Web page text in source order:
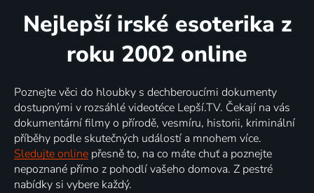
Nejlepší irské esoterika z
roku 2002 online
Poznejte věci do hloubky s dechberoucími dokumenty
dostupnými v rozsáhlé videotéce Lepší.TV. Čekají na vás
dokumentární filmy o přírodě, vesmíru, historii, kriminální
příběhy podle skutečných událostí a mnohem více.
Sledujte online přesně to, na co máte chuť a poznejte
nepoznané přímo z pohodlí vašeho domova. Z pestré
nabídky si vybere každý.